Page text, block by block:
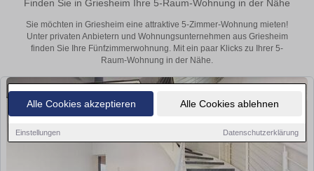
Alle Cookies akzeptieren Alle Cookies ablehnen
Einstellungen Datenschutzerklärung
Finden Sie in Griesheim Ihre 5-Raum-Wohnung in der Nähe
Sie möchten in Griesheim eine attraktive 5-Zimmer-Wohnung mieten!
Unter privaten Anbietern und Wohnungsunternehmen aus Griesheim
finden Sie Ihre Fünfzimmerwohnung. Mit ein paar Klicks zu Ihrer 5-
Raum-Wohnung in der Nähe.